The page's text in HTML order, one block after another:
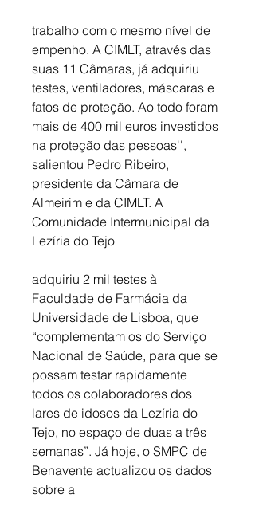
trabalho com o mesmo nível de
empenho. A CIMLT, através das
suas 11 Câmaras, já adquiriu
testes, ventiladores, máscaras e
fatos de proteção. Ao todo foram
mais de 400 mil euros investidos
na proteção das pessoas'',
salientou Pedro Ribeiro,
presidente da Câmara de
Almeirim e da CIMLT. A
Comunidade Intermunicipal da
Lezíria do Tejo
adquiriu 2 mil testes à
Faculdade de Farmácia da
Universidade de Lisboa, que
“complementam os do Serviço
Nacional de Saúde, para que se
possam testar rapidamente
todos os colaboradores dos
lares de idosos da Lezíria do
Tejo, no espaço de duas a três
semanas”. Já hoje, o SMPC de
Benavente actualizou os dados
sobre a